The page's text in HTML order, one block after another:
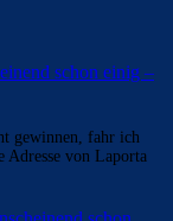
schon einig –
gewinnen, fahr ich
Adresse von Laporta